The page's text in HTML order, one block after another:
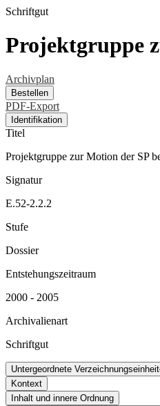
Schriftgut
Projektgruppe
Archivplan
Bestellen
PDF-Export
Identifikation
Titel
Projektgruppe zur Motion der SP
Signatur
E.52-2.2.2
Stufe
Dossier
Entstehungszeitraum
2000 - 2005
Archivalienart
Schriftgut
Untergeordnete
Kontext
Inhalt und innere Ordnung